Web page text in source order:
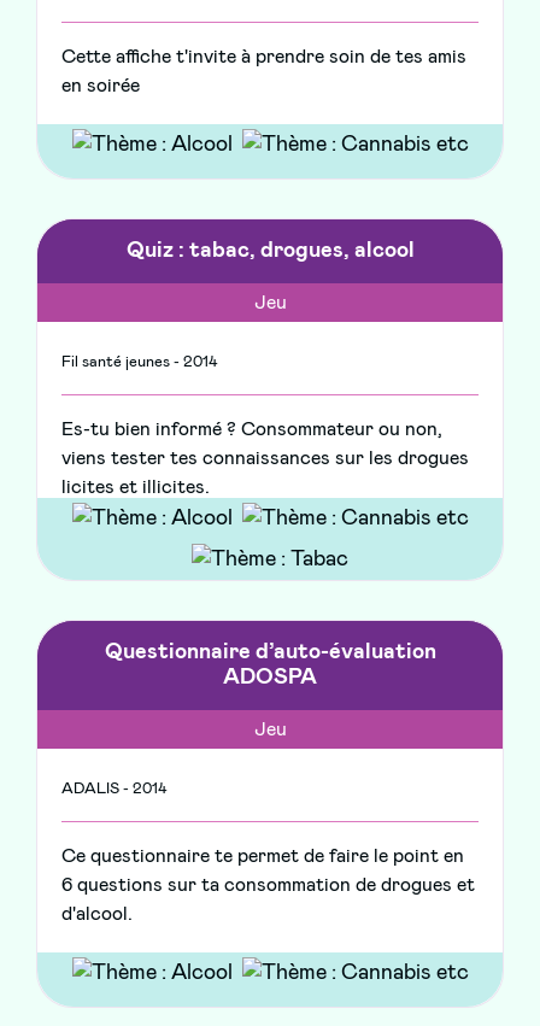
Cette affiche t'invite à prendre soin de tes amis
en soirée
Quiz : tabac, drogues, alcool
Jeu
Fil santé jeunes - 2014
Es-tu bien informé ? Consommateur ou non,
viens tester tes connaissances sur les drogues
licites et illicites.
Questionnaire d’auto-évaluation
ADOSPA
Jeu
ADALIS - 2014
Ce questionnaire te permet de faire le point en
6 questions sur ta consommation de drogues et
d'alcool.